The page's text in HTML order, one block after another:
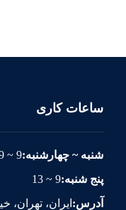
ساعات کاری
شنبه ~ چهارشنبه:9 ~ 19
پنج شنبه:9 ~ 13
آدرس: ایران،